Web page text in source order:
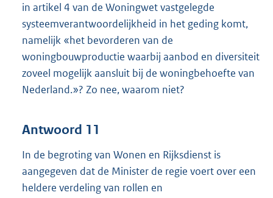
in artikel 4 van de Woningwet vastgelegde
systeemverantwoordelijkheid in het geding komt,
namelijk «het bevorderen van de
woningbouwproductie waarbij aanbod en diversiteit
zoveel mogelijk aansluit bij de woningbehoefte van
Nederland.»? Zo nee, waarom niet?
Antwoord 11
In de begroting van Wonen en Rijksdienst is
aangegeven dat de Minister de regie voert over een
heldere verdeling van rollen en